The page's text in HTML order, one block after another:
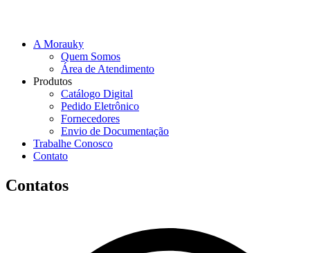
A Morauky
Quem Somos
Área de Atendimento
Produtos
Catálogo Digital
Pedido Eletrônico
Fornecedores
Envio de Documentação
Trabalhe Conosco
Contato
Contatos